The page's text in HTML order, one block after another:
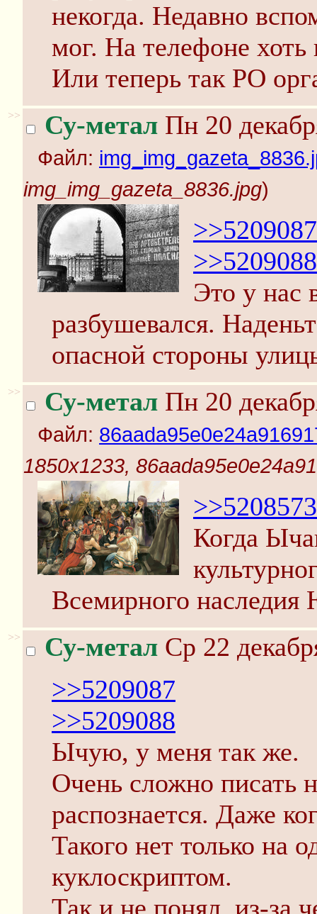
некогда. Недавно
мог. На телефоне хоть
Или теперь так РО
>> Су-метал Пн 20
Файл:
img_img_gazeta_8836.jpg)
>>5209087
>>5209088
Это у нас
разбушевался.
опасной стороны
>> Су-метал Пн 20
Файл:
1850x1233,
>>5208573
Когда
Всемирного
>> Су-метал Ср 22
>>5209087
>>5209088
Ычую, у меня так же.
Очень сложно писать
распознается. Даже
Такого нет только на
куклоскриптом.
Так и не понял, из-за